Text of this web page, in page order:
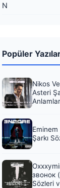
N
Popüler
Nikos
Asteri
Şarkı
звонок
Sözleri